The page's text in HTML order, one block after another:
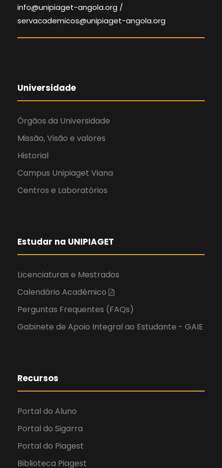
info@unipiaget-angola.org /
servacademicos@unipiaget-angola.org
Universidade
Órgãos da Universidade
Missão, Visão e valores
Historial
Campus Unipiaget Viana
Centros e Laboratórios
Estudar na UNIPIAGET
Licenciaturas e Mestrados
Calendário Académico
Perguntas Frequentes (FAQs)
Gabinete de Apoio Integral ao Estudante - GAIE
Recursos
Portal do Aluno
Portal do Sigarra
Portal do Piagest
Biblioteca Piagest